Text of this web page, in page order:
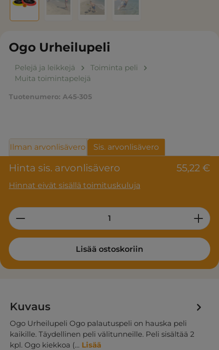
Ogo Urheilupeli
Pelejä ja leikkejä
Toiminta peli
Muita toimintapelejä
Tuotenumero: A45-305
Hinta sis. arvonlisävero 55,22 €
Hinnat eivät sisällä toimituskuluja
Ilman arvonlisävero Sis. arvonlisävero
Product Quantity: Enter the desired
Lisää ostoskoriin
Kuvaus
Ogo Urheilupeli Ogo palautuspeli on hauska peli
kaikille. Täydellinen peli välitunneille. Peli sisältää 2
kpl. Ogo kiekkoa (… Lisää